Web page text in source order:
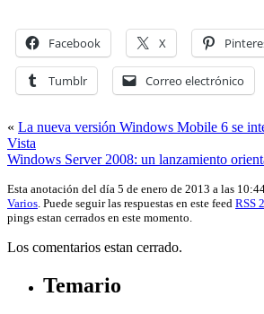
Facebook X
Tumblr Correo electrónico
« La nueva versión Windows Mobile 6 se
Vista
Windows Server 2008: un lanzamiento
Esta anotación del día 5 de enero de 2013 a las
Varios . Puede seguir las respuestas en este feed RSS
pings estan cerrados en este momento.
Los comentarios estan cerrado.
Temario